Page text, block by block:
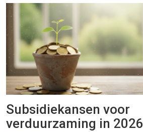
Subsidiekansen voor
verduurzaming in 2026